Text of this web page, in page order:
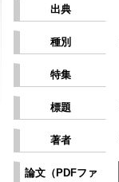
出典
種別
特集
標題
著者
論文（PDFファ